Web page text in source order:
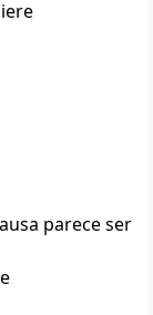
parece ser